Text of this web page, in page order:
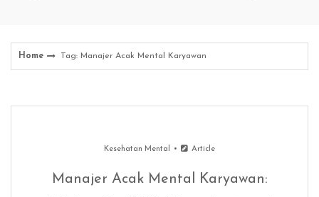
Home Tag: Manajer Acak Mental Karyawan
Kesehatan Mental Article
Manajer Acak Mental Karyawan: